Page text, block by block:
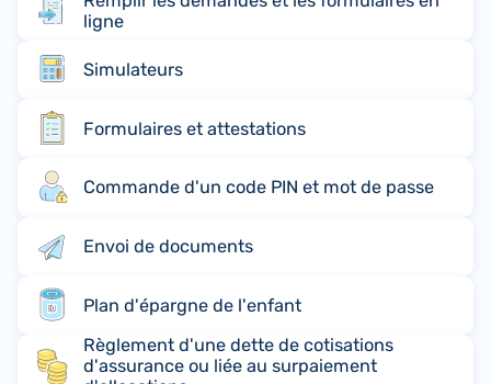
ligne
Simulateurs
Formulaires et attestations
Commande d'un code PIN et mot de passe
Envoi de documents
Plan d'épargne de l'enfant
Règlement d'une dette de cotisations
d'assurance ou liée au surpaiement